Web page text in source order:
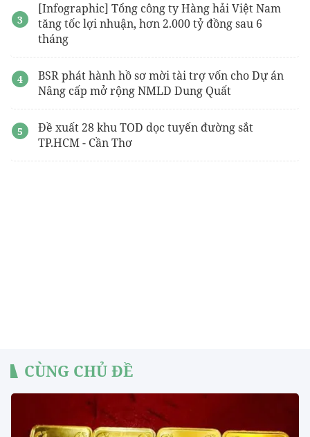
[Infographic] Tổng công ty Hàng hải Việt Nam
tăng tốc lợi nhuận, hơn 2.000 tỷ đồng sau 6
tháng
BSR phát hành hồ sơ mời tài trợ vốn cho Dự án
Nâng cấp mở rộng NMLD Dung Quất
Đề xuất 28 khu TOD dọc tuyến đường sắt
TP.HCM - Cần Thơ
CÙNG CHỦ ĐỀ